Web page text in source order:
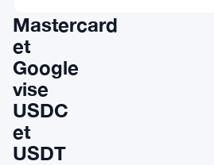
Mastercard
et
Google
vise
USDC
et
USDT